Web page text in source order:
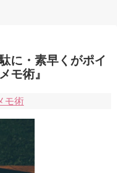
に・素早くがポイ
モ術』
モ術